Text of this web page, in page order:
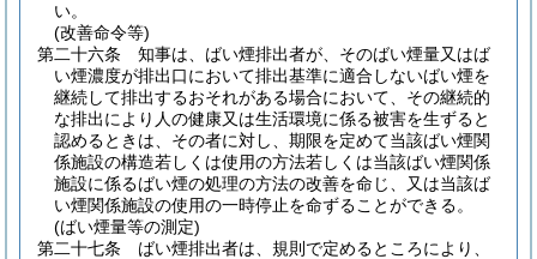
い。
(改善命令等)
第二十六条
知事は、ばい煙排出者が、そのばい煙量又はば
い煙濃度が排出口において排出基準に適合しないばい煙を
継続して排出するおそれがある場合において、その継続的
な排出により人の健康又は生活環境に係る被害を生ずると
認めるときは、その者に対し、期限を定めて当該ばい煙関
係施設の構造若しくは使用の方法若しくは当該ばい煙関係
施設に係るばい煙の処理の方法の改善を命じ、又は当該ば
い煙関係施設の使用の一時停止を命ずることができる。
(ばい煙量等の測定)
第二十七条
ばい煙排出者は、規則で定めるところにより、